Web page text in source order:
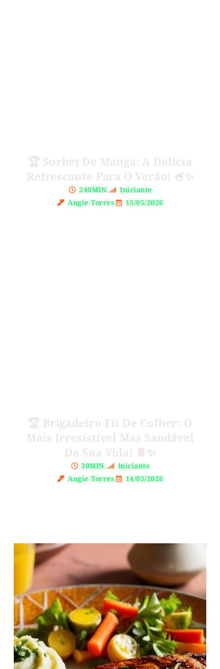
🏆 Sorbet De Manga: A Delícia
Refrescante Para O Verão! 🍧✨
240MIN.
Iniciante
Angie Torres
15/05/2026
🏆 Brigadeiro Fit De Colher: O
Mais Irresistível Mas Saudável
Da Sua Vida! 🍫✨
30MIN.
Iniciante
Angie Torres
14/05/2026